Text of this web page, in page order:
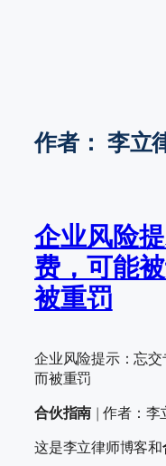
作者： 李立
企业风险
费，可能
被重罚
企业风险提示：忘
而被重罚
合伙指南 | 作者：李
这是李立律师博客和